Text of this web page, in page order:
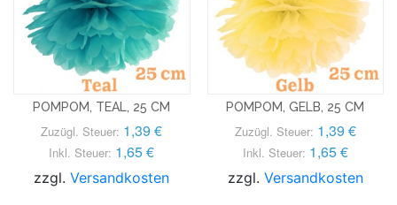
POMPOM, TEAL, 25 CM
Zuzügl. Steuer: 1,39 €
Inkl. Steuer: 1,65 €
zzgl.Versandkosten
POMPOM, GELB, 25 CM
Zuzügl. Steuer: 1,39 €
Inkl. Steuer: 1,65 €
zzgl. Versandkosten